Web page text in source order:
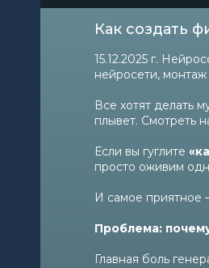
Как создать
15.12.2025 г.
нейросети,
Все хотят делать
плывет. Смотреть
Если вы гуглите
просто оживим
И самое приятное
Проблема:
Главная боль